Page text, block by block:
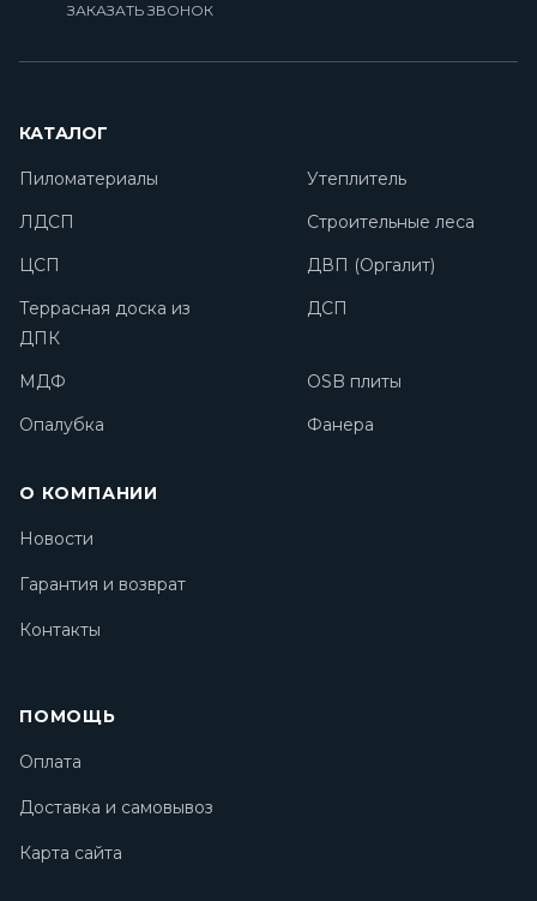
ЗАКАЗАТЬ ЗВОНОК
КАТАЛОГ
Пиломатериалы
Утеплитель
ЛДСП
Строительные леса
ЦСП
ДВП (Оргалит)
Террасная доска из
ДПК
ДСП
МДФ
OSB плиты
Опалубка
Фанера
О КОМПАНИИ
Новости
Гарантия и возврат
Контакты
ПОМОЩЬ
Оплата
Доставка и самовывоз
Карта сайта